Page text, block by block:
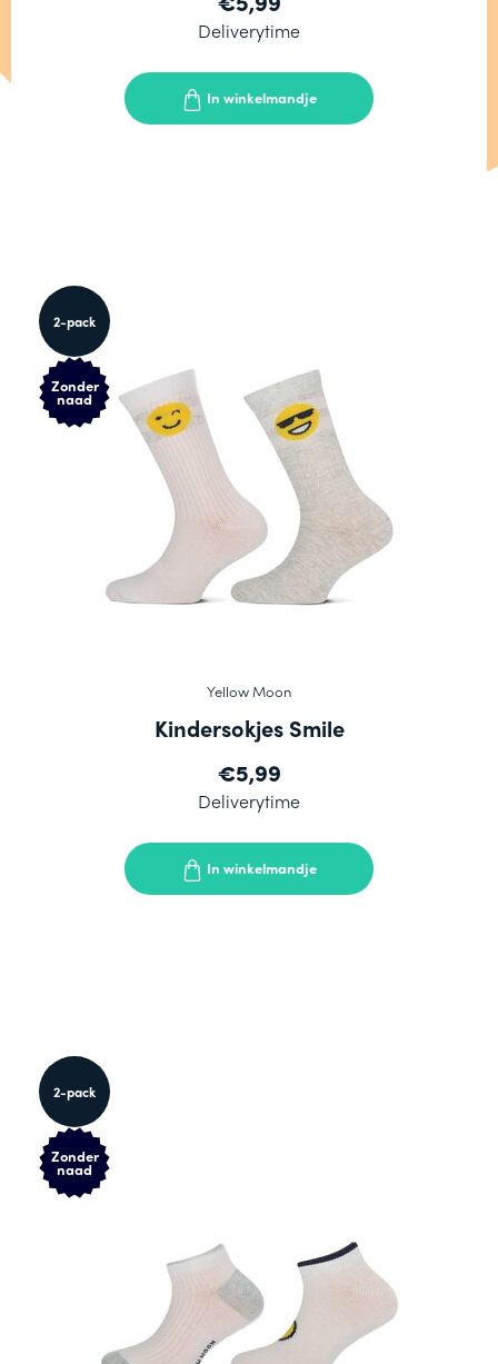
Deliverytime
In winkelmandje
2-pack
Zonder
naad
Yellow Moon
Kindersokjes Smile
€5,99
Deliverytime
In winkelmandje
2-pack
Zonder
naad